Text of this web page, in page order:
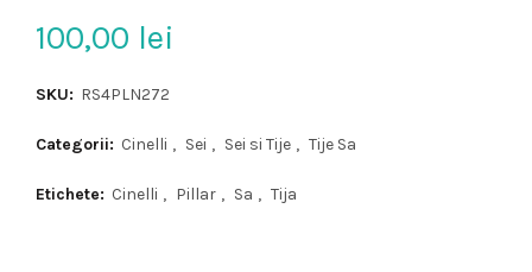
100,00 lei
SKU: RS4PLN272
Categorii: Cinelli , Sei , Sei si Tije , Tije Sa
Etichete: Cinelli , Pillar , Sa , Tija